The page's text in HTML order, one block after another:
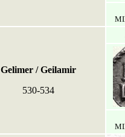
Gelimer / Geilamir
530-534